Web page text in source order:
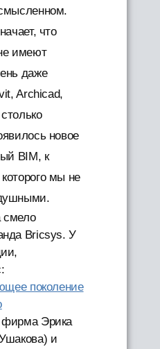
что
имеют
даже
Archicad,
новое
BIM, к
мы не
смело
Bricsys. У
поколение
фирма Эрика
и